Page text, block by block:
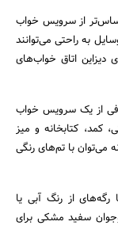
از سرویس خواب
به راحتی می‌توانند
دیزاین اتاق خواب‌های
از یک سرویس خواب
کتابخانه و میز
می‌توان با تم‌های رنگی
از رنگ آبی یا
سفید مشکی برای